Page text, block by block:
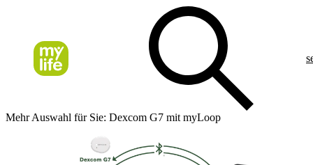
Mehr Auswahl für Sie: Dexcom G7 mit myLoop